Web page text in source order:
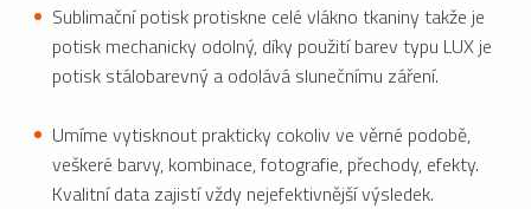
Sublimační potisk protiskne celé vlákno tkaniny takže je
potisk mechanicky odolný, díky použití barev typu LUX je
potisk stálobarevný a odolává slunečnímu záření.
Umíme vytisknout prakticky cokoliv ve věrné podobě,
veškeré barvy, kombinace, fotografie, přechody, efekty.
Kvalitní data zajistí vždy nejefektivnější výsledek.